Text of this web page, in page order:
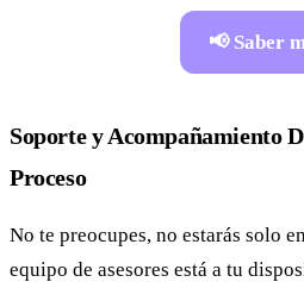
📢 Saber
Soporte y Acompañamiento
Proceso
No te preocupes, no estarás solo
equipo de asesores está a tu